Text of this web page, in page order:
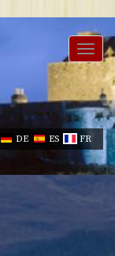
DE ES FR